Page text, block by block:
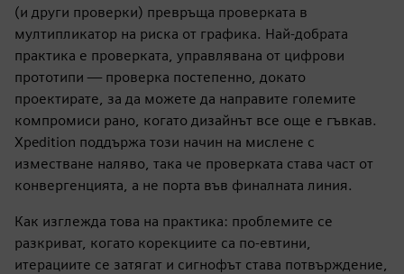
(и други проверки) превръща проверката в
мултипликатор на риска от графика. Най-добрата
практика е проверката, управлявана от цифрови
прототипи — проверка постепенно, докато
проектирате, за да можете да направите големите
компромиси рано, когато дизайнът все още е гъвкав.
Xpedition поддържа този начин на мислене с
изместване наляво, така че проверката става част от
конвергенцията, а не порта във финалната линия.
Как изглежда това на практика: проблемите се
разкриват, когато корекциите са по-евтини,
итерациите се затягат и сигнофът става потвърждение,